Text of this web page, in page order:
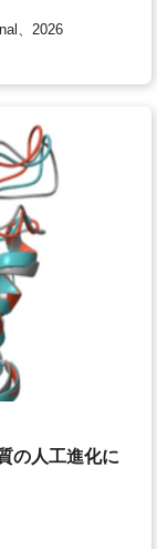
、2026
の人工進化に